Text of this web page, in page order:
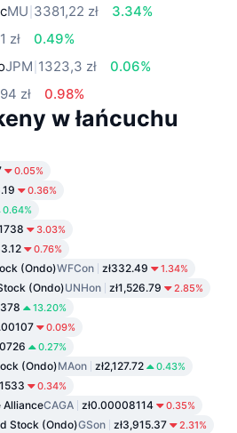
MU 3381,22 zł
3.34%
zł
0.49%
JPM 1323,3 zł
0.06%
zł 0.98%
w łańcuchu
0.05%
0.36%
0.64%
3.03%
0.76%
(Ondo)WFCon zł332.49 1.34%
(Ondo)UNHon zł1,526.79 2.85%
13.20%
0.09%
0.27%
(Ondo)MAon zł2,127.72 0.43%
0.34%
AllianceCAGA zł0.00008114 0.35%
Stock (Ondo)GSon zł3,915.37 2.31%